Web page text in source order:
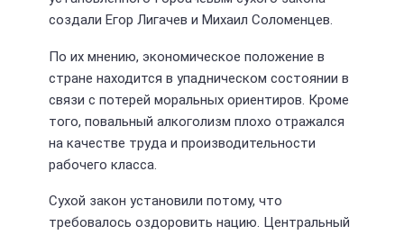
создали Егор Лигачев и Михаил Соломенцев.
По их мнению, экономическое положение в
стране находится в упадническом состоянии в
связи с потерей моральных ориентиров. Кроме
того, повальный алкоголизм плохо отражался
на качестве труда и производительности
рабочего класса.
Сухой закон установили потому, что
требовалось оздоровить нацию. Центральный